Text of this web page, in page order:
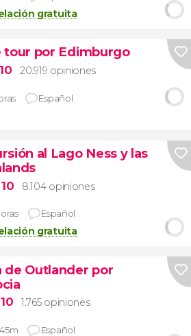
gratuita
tour por Edimburgo
20.919 opiniones
Español
al Lago Ness y las
8.104 opiniones
Español
gratuita
de Outlander por
1.765 opiniones
Español